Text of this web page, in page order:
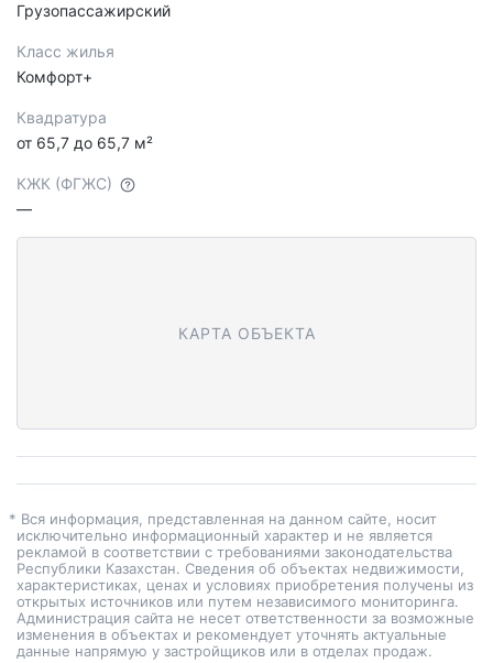
Грузопассажирский
Класс жилья
Комфорт+
Квадратура
от 65,7 до 65,7 м²
КЖК (ФГЖС)
—
КАРТА ОБЪЕКТА
* Вся информация, представленная на данном сайте, носит
исключительно информационный характер и не является
рекламой в соответствии с требованиями законодательства
Республики Казахстан. Сведения об объектах недвижимости,
характеристиках, ценах и условиях приобретения получены из
открытых источников или путем независимого мониторинга.
Администрация сайта не несет ответственности за возможные
изменения в объектах и рекомендует уточнять актуальные
данные напрямую у застройщиков или в отделах продаж.